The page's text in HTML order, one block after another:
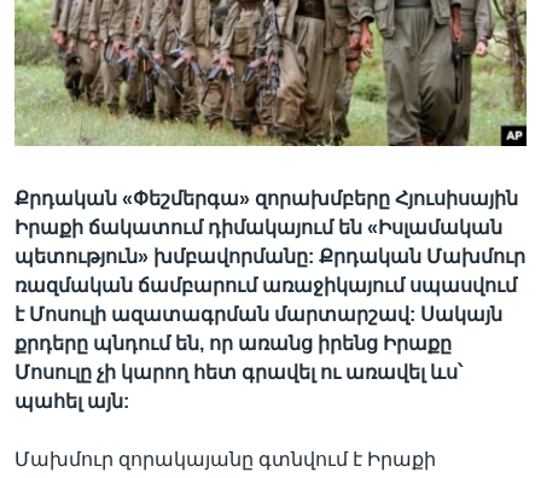
Լեզուներ
Քրդական «Փեշմերգա» զորախմբերը Հյուսիսային
Իրաքի ճակատում դիմակայում են «Իսլամական
պետություն» խմբավորմանը: Քրդական Մախմուր
ռազմական ճամբարում առաջիկայում սպասվում
է Մոսուլի ազատագրման մարտարշավ: Սակայն
քրդերը պնդում են, որ առանց իրենց Իրաքը
Մոսուլը չի կարող հետ գրավել ու առավել ևս՝
պահել այն:
Մախմուր զորակայանը գտնվում է Իրաքի